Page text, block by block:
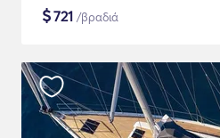
$721 /βραδιά